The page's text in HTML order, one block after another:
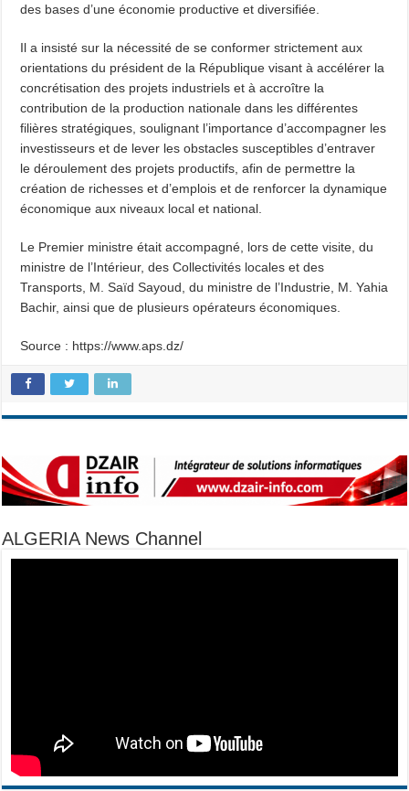
des bases d’une économie productive et diversifiée.
Il a insisté sur la nécessité de se conformer strictement aux
orientations du président de la République visant à accélérer la
concrétisation des projets industriels et à accroître la
contribution de la production nationale dans les différentes
filières stratégiques, soulignant l’importance d’accompagner les
investisseurs et de lever les obstacles susceptibles d’entraver
le déroulement des projets productifs, afin de permettre la
création de richesses et d’emplois et de renforcer la dynamique
économique aux niveaux local et national.
Le Premier ministre était accompagné, lors de cette visite, du
ministre de l’Intérieur, des Collectivités locales et des
Transports, M. Saïd Sayoud, du ministre de l’Industrie, M. Yahia
Bachir, ainsi que de plusieurs opérateurs économiques.
Source : https://www.aps.dz/
ALGERIA News Channel